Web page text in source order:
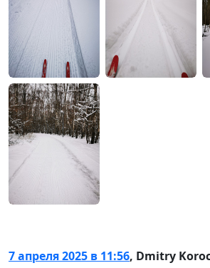
7 апреля 2025 в 11:56, Dmitry